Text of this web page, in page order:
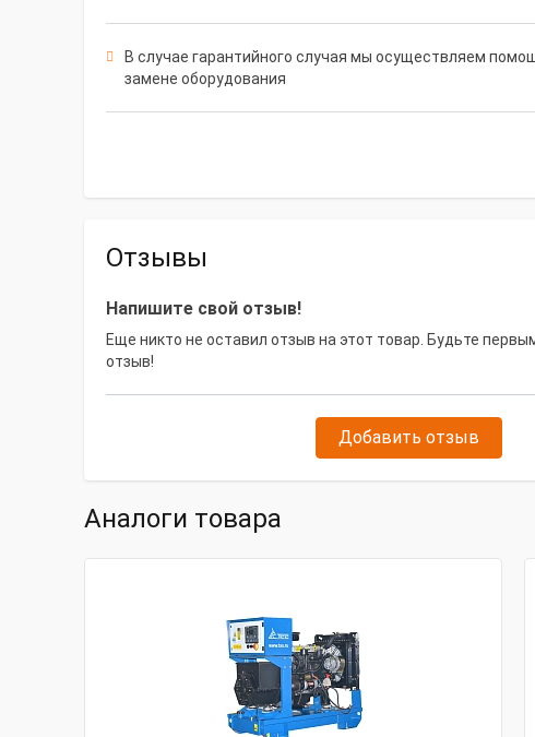
В случае гарантийного случая мы осуществляем
замене оборудования
Отзывы
Напишите свой отзыв!
Еще никто не оставил отзыв на этот товар. Будьте
отзыв!
Добавить отзыв
Аналоги товара